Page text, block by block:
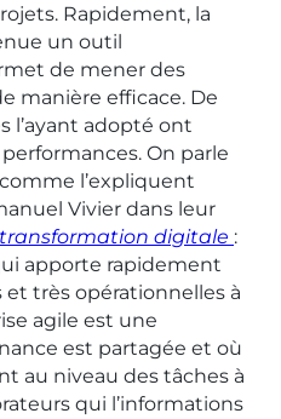
Rapidement, la
un outil
de mener des
manière efficace. De
l’ayant adopté ont
On parle
l’expliquent
Vivier dans leur
digitale :
apporte rapidement
très opérationnelles à
agile est une
est partagée et où
au niveau des tâches à
qui l’informations